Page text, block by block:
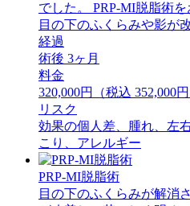
でした。 PRP-MI脱脂術
目の下のふくらみや影
経過
術後 3ヶ月
料金
320,000円（税込 352,000円
リスク
効果の個人差、腫れ、左
こり、アレルギー
PRP-MI脱脂術
目の下のふくらみが解消